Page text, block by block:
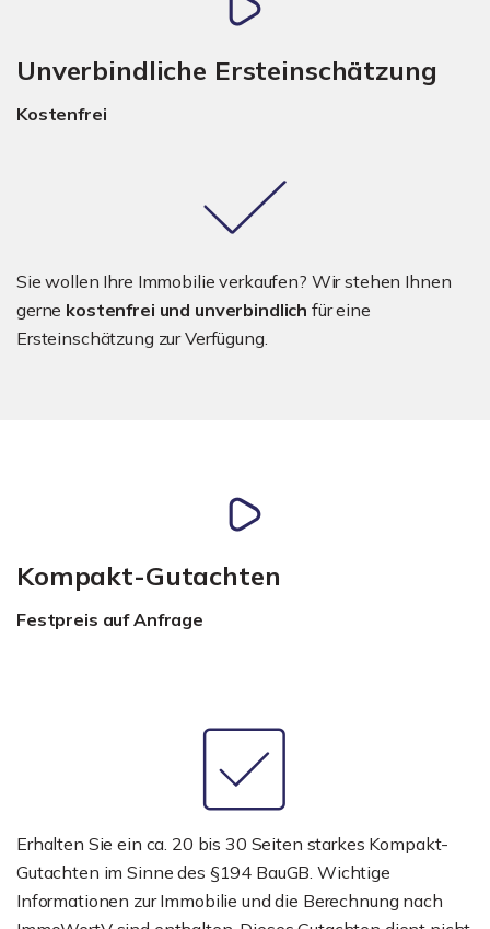
Unverbindliche Ersteinschätzung
Kostenfrei
Sie wollen Ihre Immobilie verkaufen? Wir stehen Ihnen
gerne kostenfrei und unverbindlich für eine
Ersteinschätzung zur Verfügung.
Kompakt-Gutachten
Festpreis auf Anfrage
Erhalten Sie ein ca. 20 bis 30 Seiten starkes Kompakt-
Gutachten im Sinne des §194 BauGB. Wichtige
Informationen zur Immobilie und die Berechnung nach